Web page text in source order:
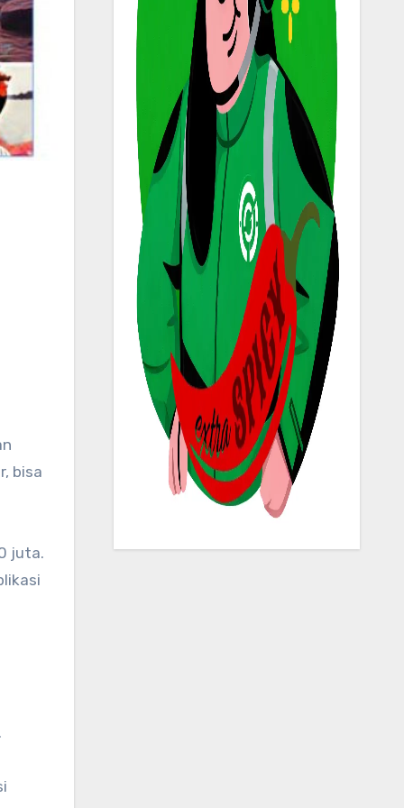
bisa
juta.